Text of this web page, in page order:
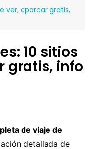
ver, aparcar gratis,
10 sitios
gratis, info
de viaje de
detallada de